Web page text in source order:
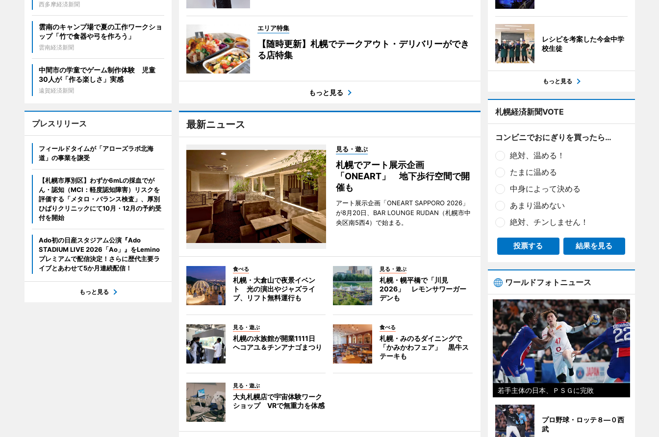
エリア特集
【随時更新】札幌でテークアウト・デリバリーができ
る店特集
もっと見る
最新ニュース
見る・遊ぶ
札幌でアート展示企画
「ONEART」 地下歩行空間で開
催も
アート展示企画「ONEART SAPPORO 2026」
が8月20日、BAR LOUNGE RUDAN（札幌市中
央区南5西4）で始まる。
食べる
札幌・大倉山で夜景イベン
ト 光の演出やジャズライ
ブ、リフト無料運行も
見る・遊ぶ
札幌・幌平橋で「川見
2026」 レモンサワーガー
デンも
見る・遊ぶ
札幌の水族館が開業1111日
ヘコアユ＆チンアナゴまつり
食べる
札幌・みのるダイニングで
「かみかわフェア」 黒牛ス
テーキも
見る・遊ぶ
大丸札幌店で宇宙体験ワーク
ショップ VRで無重力を体感
西多摩経済新聞
雲南のキャンプ場で夏の工作ワークショ
ップ「竹で食器や弓を作ろう」
雲南経済新聞
中間市の学童でゲーム制作体験 児童
30人が「作る楽しさ」実感
遠賀経済新聞
プレスリリース
フィールドタイムが「アローズラボ北海
道」の事業を譲受
【札幌市厚別区】わずか6mLの採血でが
ん・認知（MCI：軽度認知障害）リスクを
評価する「メタロ・バランス検査」、厚別
ひばりクリニックにて10月・12月の予約受
付を開始
Ado初の日産スタジアム公演『Ado
STADIUM LIVE 2026「Ao」』をLemino
プレミアムで配信決定！さらに歴代主要ラ
イブとあわせて5か月連続配信！
もっと見る
レシピを考案した今金中学
校生徒
もっと見る
札幌経済新聞VOTE
コンビニでおにぎりを買ったら…
絶対、温める！
たまに温める
中身によって決める
あまり温めない
絶対、チンしません！
投票する 結果を見る
ワールドフォトニュース
若手主体の日本、ＰＳＧに完敗
プロ野球・ロッテ８―０西
武